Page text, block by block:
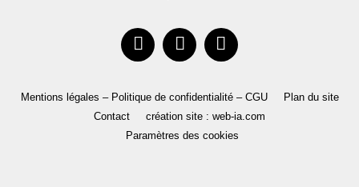
Mentions légales – Politique de confidentialité – CGU
Plan du site
Contact
création site : web-ia.com
Paramètres des cookies